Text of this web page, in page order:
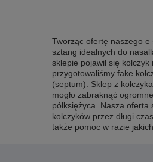
Tworząc ofertę naszego
sztang idealnych do
sklepie pojawił się
przygotowaliśmy fake
(septum). Sklep z
mogło zabraknąć
półksiężyca. Nasza
kolczyków przez długi
także pomoc w razie